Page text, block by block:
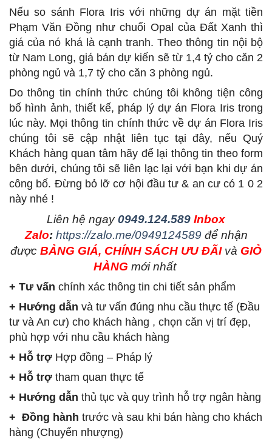
Nếu so sánh Flora Iris với những dự án mặt tiền
Phạm Văn Đồng như chuổi Opal của Đất Xanh thì
giá của nó khá là cạnh tranh. Theo thông tin nội bộ
từ Nam Long, giá bán dự kiến sẽ từ 1,4 tỷ cho căn 2
phòng ngủ và 1,7 tỷ cho căn 3 phòng ngủ.
Do thông tin chính thức chúng tôi không tiện công
bố hình ảnh, thiết kế, pháp lý dự án Flora Iris trong
lúc này. Mọi thông tin chính thức về dự án Flora Iris
chúng tôi sẽ cập nhật liên tục tại đây, nếu Quý
Khách hàng quan tâm hãy để lại thông tin theo form
bên dưới, chúng tôi sẽ liên lạc lại với bạn khi dự án
công bố. Đừng bỏ lỡ cơ hội đầu tư & an cư có 1 0 2
này nhé !
Liên hệ ngay 0949.124.589 Inbox
Zalo: https://zalo.me/0949124589để nhận
được BẢNG GIÁ, CHÍNH SÁCH ƯU ĐÃIvà GIỎ
HÀNG mới nhất
+ Tư vấn chính xác thông tin chi tiết sản phẩm
+ Hướng dẫn và tư vấn đúng nhu cầu thực tế (Đầu
tư và An cư) cho khách hàng , chọn căn vị trí đẹp,
phù hợp với nhu cầu khách hàng
+ Hỗ trợ Hợp đồng – Pháp lý
+ Hỗ trợ tham quan thực tế
+ Hướng dẫn thủ tục và quy trình hỗ trợ ngân hàng
+ Đồng hành trước và sau khi bán hàng cho khách
hàng (Chuyển nhượng)